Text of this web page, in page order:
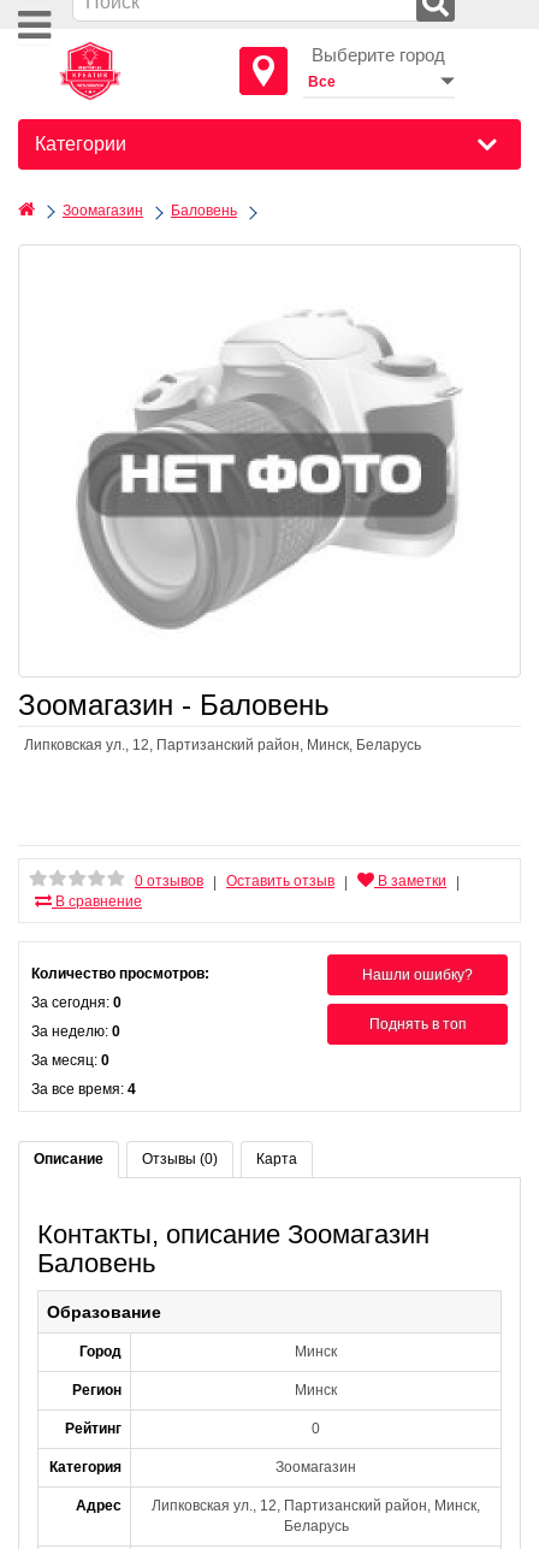
Выберите город
Категории
Зоомагазин Баловень
Зоомагазин - Баловень
Липковская ул., 12, Партизанский район, Минск, Беларусь
0 отзывов Оставить отзыв В заметки
В сравнение
Нашли ошибку?
Поднять в топ
Количество просмотров:
За сегодня: 0
За неделю: 0
За месяц: 0
За все время: 4
Описание Отзывы (0) Карта
Контакты, описание Зоомагазин
Баловень
Образование
Город Минск
Регион Минск
Рейтинг 0
Категория Зоомагазин
Адрес
Липковская ул., 12, Партизанский район, Минск,
Беларусь